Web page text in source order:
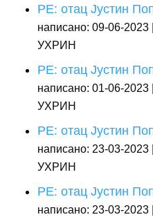
РЕ: отац Јустин
написано: 09-06-2023
УХРИН
РЕ: отац Јустин
написано: 01-06-2023
УХРИН
РЕ: отац Јустин
написано: 23-03-2023
УХРИН
РЕ: отац Јустин
написано: 23-03-2023